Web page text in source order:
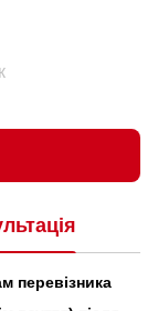
перевізника